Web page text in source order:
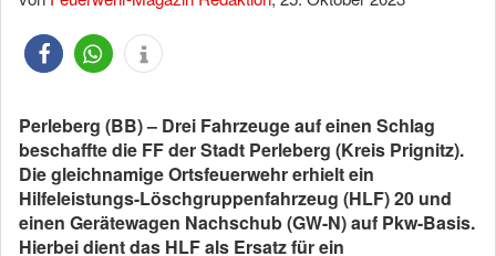
Perleberg (BB) – Drei Fahrzeuge auf einen Schlag
beschaffte die FF der Stadt Perleberg (Kreis Prignitz).
Die gleichnamige Ortsfeuerwehr erhielt ein
Hilfeleistungs-Löschgruppenfahrzeug (HLF) 20 und
einen Gerätewagen Nachschub (GW-N) auf Pkw-Basis.
Hierbei dient das HLF als Ersatz für ein